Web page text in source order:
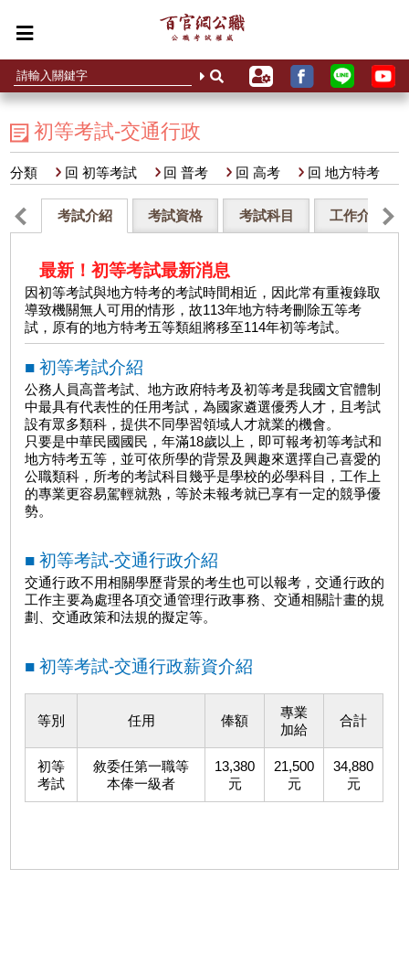
初等考試-交通行政
分類 回 初等考試 回 普考 回 高考 回 地方特考
考試介紹 考試資格 考試科目 工作介紹
最新！初等考試最新消息
因初等考試與地方特考的考試時間相近，因此常有重複錄取
導致機關無人可用的情形，故113年地方特考刪除五等考
試，原有的地方特考五等類組將移至114年初等考試。
■ 初等考試介紹
公務人員高普考試、地方政府特考及初等考是我國文官體制
中最具有代表性的任用考試，為國家遴選優秀人才，且考試
設有眾多類科，提供不同學習領域人才就業的機會。
只要是中華民國國民，年滿18歲以上，即可報考初等考試和
地方特考五等，並可依所學的背景及興趣來選擇自己喜愛的
公職類科，所考的考試科目幾乎是學校的必學科目，工作上
的專業更容易駕輕就熟，等於未報考就已享有一定的競爭優
勢。
■ 初等考試-交通行政介紹
交通行政不用相關學歷背景的考生也可以報考，交通行政的
工作主要為處理各項交通管理行政事務、交通相關計畫的規
劃、交通政策和法規的擬定等。
■ 初等考試-交通行政薪資介紹
等別 任用 俸額
專業
加給
合計
初等
考試
敘委任第一職等
本俸一級者
13,380
元
21,500
元
34,880
元